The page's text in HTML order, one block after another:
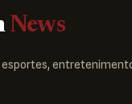
News
esportes,